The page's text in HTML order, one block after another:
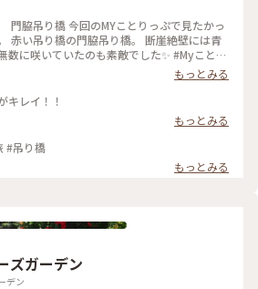
MYことりっぷで見たかっ
り橋の門脇吊り橋。 断崖絶壁には青
咲いていたのも素敵でした✨ #Myことり
いな景色 #高さ23メートル #長さ48メートル
もっとみる
キレイ！！
もっとみる
#吊り橋
もっとみる
ズガーデン
デン